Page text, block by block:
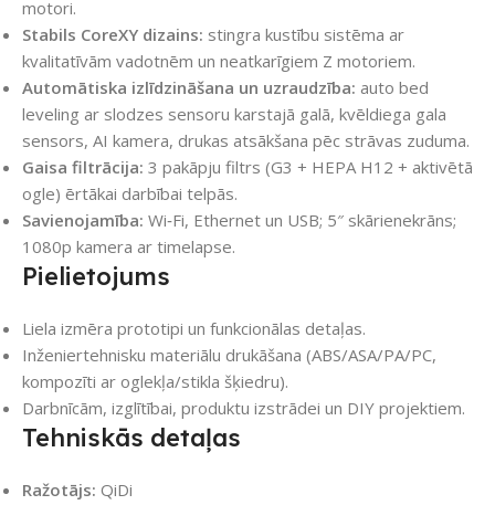
motori.
Stabils CoreXY dizains: stingra kustību sistēma ar
kvalitatīvām vadotnēm un neatkarīgiem Z motoriem.
Automātiska izlīdzināšana un uzraudzība: auto bed
leveling ar slodzes sensoru karstajā galā, kvēldiega gala
sensors, AI kamera, drukas atsākšana pēc strāvas zuduma.
Gaisa filtrācija: 3 pakāpju filtrs (G3 + HEPA H12 + aktivētā
ogle) ērtākai darbībai telpās.
Savienojamība: Wi‑Fi, Ethernet un USB; 5″ skārienekrāns;
1080p kamera ar timelapse.
Pielietojums
Liela izmēra prototipi un funkcionālas detaļas.
Inženiertehnisku materiālu drukāšana (ABS/ASA/PA/PC,
kompozīti ar oglekļa/stikla šķiedru).
Darbnīcām, izglītībai, produktu izstrādei un DIY projektiem.
Tehniskās detaļas
Ražotājs: QiDi